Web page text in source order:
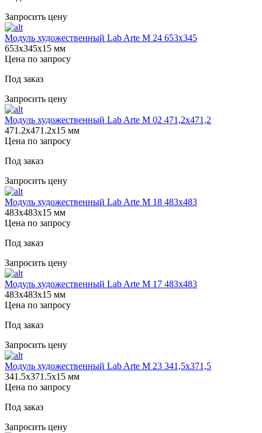
Запросить цену
Модуль художественный Lab Arte М 24 653х345
653х345х15 мм
Цена по запросу
Под заказ
Запросить цену
Модуль художественный Lab Arte М 02 471,2х471,2
471.2х471.2х15 мм
Цена по запросу
Под заказ
Запросить цену
Модуль художественный Lab Arte М 18 483х483
483х483х15 мм
Цена по запросу
Под заказ
Запросить цену
Модуль художественный Lab Arte М 17 483х483
483х483х15 мм
Цена по запросу
Под заказ
Запросить цену
Модуль художественный Lab Arte М 23 341,5х371,5
341.5х371.5х15 мм
Цена по запросу
Под заказ
Запросить цену